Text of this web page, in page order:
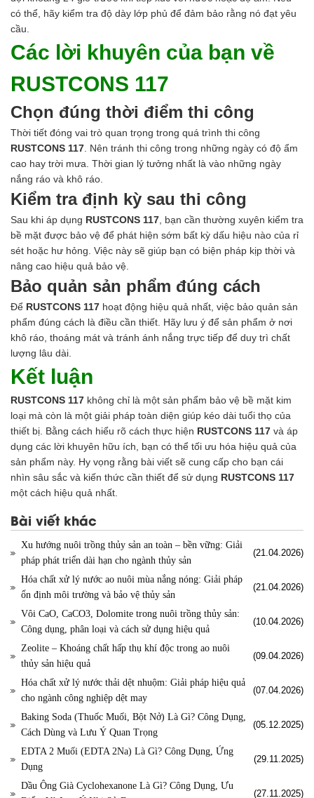
có thể, hãy kiểm tra độ dày lớp phủ để đảm bảo rằng nó đạt yêu
cầu.
Các lời khuyên của bạn về
RUSTCONS 117
Chọn đúng thời điểm thi công
Thời tiết đóng vai trò quan trọng trong quá trình thi công
RUSTCONS 117 . Nên tránh thi công trong những ngày có độ ẩm
cao hay trời mưa. Thời gian lý tưởng nhất là vào những ngày
nắng ráo và khô ráo.
Kiểm tra định kỳ sau thi công
Sau khi áp dụng RUSTCONS 117 , bạn cần thường xuyên kiểm tra
bề mặt được bảo vệ để phát hiện sớm bất kỳ dấu hiệu nào của rỉ
sét hoặc hư hỏng. Việc này sẽ giúp bạn có biện pháp kịp thời và
nâng cao hiệu quả bảo vệ.
Bảo quản sản phẩm đúng cách
Để RUSTCONS 117 hoạt động hiệu quả nhất, việc bảo quản sản
phẩm đúng cách là điều cần thiết. Hãy lưu ý để sản phẩm ở nơi
khô ráo, thoáng mát và tránh ánh nắng trực tiếp để duy trì chất
lượng lâu dài.
Kết luận
RUSTCONS 117 không chỉ là một sản phẩm bảo vệ bề mặt kim
loại mà còn là một giải pháp toàn diện giúp kéo dài tuổi thọ của
thiết bị. Bằng cách hiểu rõ cách thực hiện RUSTCONS 117 và áp
dụng các lời khuyên hữu ích, bạn có thể tối ưu hóa hiệu quả của
sản phẩm này. Hy vọng rằng bài viết sẽ cung cấp cho bạn cái
nhìn sâu sắc và kiến thức cần thiết để sử dụng RUSTCONS 117
một cách hiệu quả nhất.
Bài viết khác
Xu hướng nuôi trồng thủy sản an toàn – bền vững: Giải
pháp phát triển dài hạn cho ngành thủy sản
(21.04.2026)
Hóa chất xử lý nước ao nuôi mùa nắng nóng: Giải pháp
ổn định môi trường và bảo vệ thủy sản
(21.04.2026)
Vôi CaO, CaCO3, Dolomite trong nuôi trồng thủy sản:
Công dụng, phân loại và cách sử dụng hiệu quả
(10.04.2026)
Zeolite – Khoáng chất hấp thụ khí độc trong ao nuôi
thủy sản hiệu quả
(09.04.2026)
Hóa chất xử lý nước thải dệt nhuộm: Giải pháp hiệu quả
cho ngành công nghiệp dệt may
(07.04.2026)
Baking Soda (Thuốc Muối, Bột Nở) Là Gì? Công Dụng,
Cách Dùng và Lưu Ý Quan Trọng
(05.12.2025)
EDTA 2 Muối (EDTA 2Na) Là Gì? Công Dụng, Ứng
Dụng
(29.11.2025)
Dầu Ông Già Cyclohexanone Là Gì? Công Dụng, Ưu
(27.11.2025)